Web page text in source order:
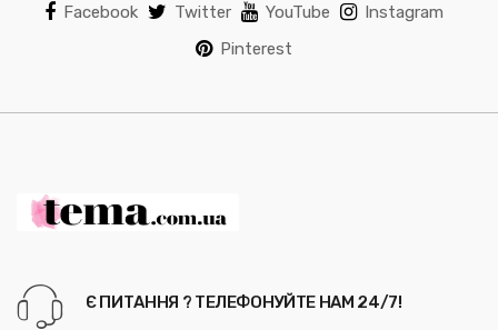
Facebook Twitter YouTube
Instagram
Pinterest
Є ПИТАННЯ ? ТЕЛЕФОНУЙТЕ НАМ 24/7!